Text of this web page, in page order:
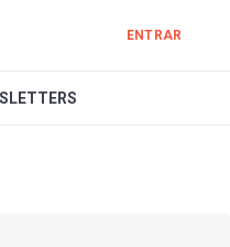
ENTRAR